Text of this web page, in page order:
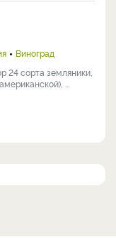
Виноград
24 сорта земляники,
...